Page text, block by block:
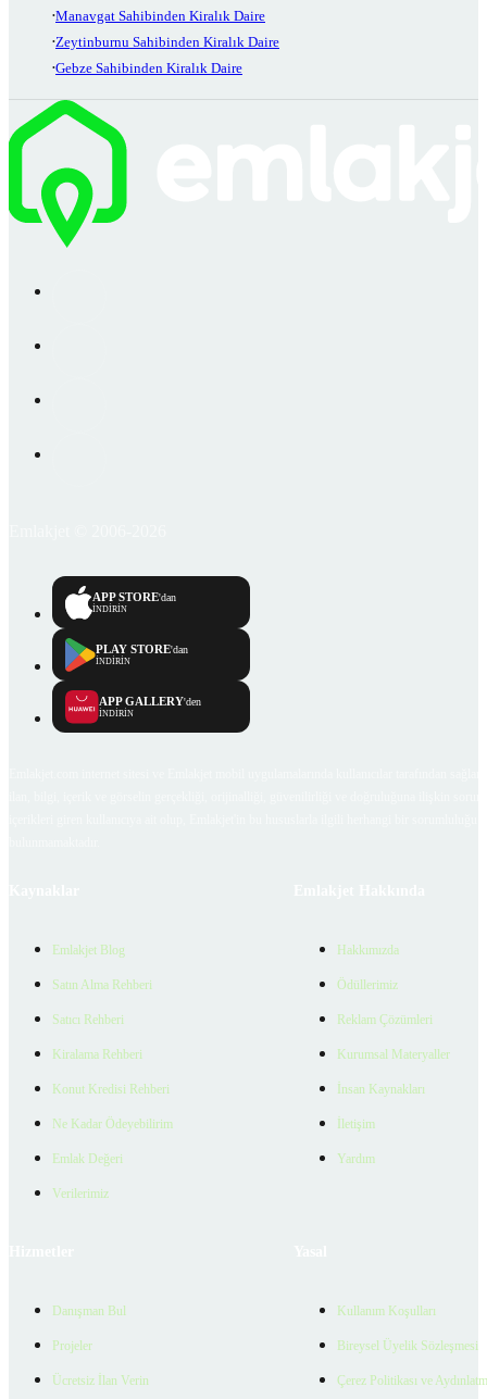
Manavgat Sahibinden Kiralık Daire
Zeytinburnu Sahibinden Kiralık Daire
Gebze Sahibinden Kiralık Daire
APP STORE'dan
İNDİRİN
PLAY STORE'dan
İNDİRİN
APP GALLERY'den
İNDİRİN
Emlakjet Blog
Satın Alma Rehberi
Satıcı Rehberi
Kiralama Rehberi
Konut Kredisi Rehberi
Ne Kadar Ödeyebilirim
Emlak Değeri
Verilerimiz
Hakkımızda
Ödüllerimiz
Reklam Çözümleri
Kurumsal Materyaller
İnsan Kaynakları
İletişim
Yardım
Danışman Bul
Projeler
Ücretsiz İlan Verin
Kullanım Koşulları
Bireysel Üyelik Sözleşmesi
Çerez Politikası ve